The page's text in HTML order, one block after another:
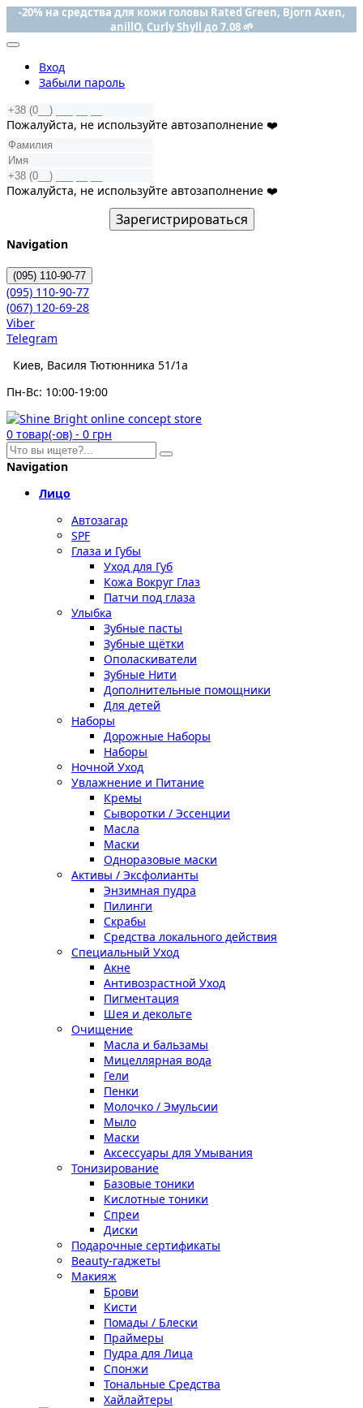
-20% на средства для кожи головы Rated Green, Bjorn Axen,
anillO, Curly Shyll до 7.08 🌱
Вход
Забыли пароль
Пожалуйста, не используйте автозаполнение ❤️
Пожалуйста, не используйте автозаполнение ❤️
Зарегистрироваться
Navigation
(095) 110-90-77
(095) 110-90-77
(067) 120-69-28
Viber
Telegram
Киев, Василя Тютюнника 51/1а
Пн-Вс: 10:00-19:00
0 товар(-ов) - 0 грн
Navigation
Лицо
Автозагар
SPF
Глаза и Губы
Уход для Губ
Кожа Вокруг Глаз
Патчи под глаза
Улыбка
Зубные пасты
Зубные щётки
Ополаскиватели
Зубные Нити
Дополнительные помощники
Для детей
Наборы
Дорожные Наборы
Наборы
Ночной Уход
Увлажнение и Питание
Кремы
Сыворотки / Эссенции
Масла
Маски
Одноразовые маски
Активы / Эксфолианты
Энзимная пудра
Пилинги
Скрабы
Средства локального действия
Специальный Уход
Акне
Антивозрастной Уход
Пигментация
Шея и декольте
Очищение
Масла и бальзамы
Мицеллярная вода
Гели
Пенки
Молочко / Эмульсии
Мыло
Маски
Аксессуары для Умывания
Тонизирование
Базовые тоники
Кислотные тоники
Спреи
Диски
Подарочные сертификаты
Beauty-гаджеты
Макияж
Брови
Кисти
Помады / Блески
Праймеры
Пудра для Лица
Спонжи
Тональные Средства
Хайлайтеры